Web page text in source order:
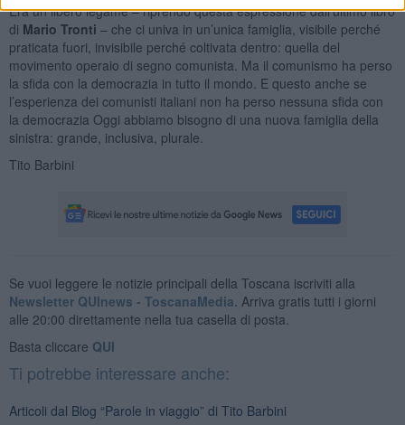
Era un libero legame – riprendo questa espressione dall’ultimo libro
di Mario Tronti – che ci univa in un’unica famiglia, visibile perché
praticata fuori, invisibile perché coltivata dentro: quella del
movimento operaio di segno comunista. Ma il comunismo ha perso
la sfida con la democrazia in tutto il mondo. E questo anche se
l’esperienza dei comunisti italiani non ha perso nessuna sfida con
la democrazia Oggi abbiamo bisogno di una nuova famiglia della
sinistra: grande, inclusiva, plurale.
Tito Barbini
Se vuoi leggere le notizie principali della Toscana iscriviti alla
Newsletter QUInews - ToscanaMedia. Arriva gratis tutti i giorni
alle 20:00 direttamente nella tua casella di posta.
Basta cliccare QUI
Ti potrebbe interessare anche:
Articoli dal Blog “Parole in viaggio” di Tito Barbini